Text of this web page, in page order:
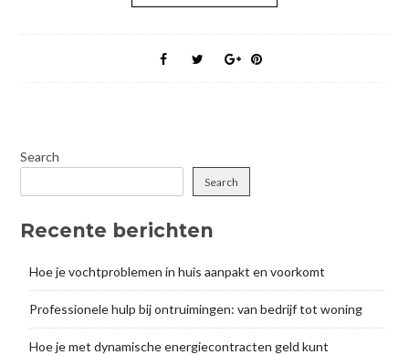
Search
Search
Recente berichten
Hoe je vochtproblemen in huis aanpakt en voorkomt
Professionele hulp bij ontruimingen: van bedrijf tot woning
Hoe je met dynamische energiecontracten geld kunt